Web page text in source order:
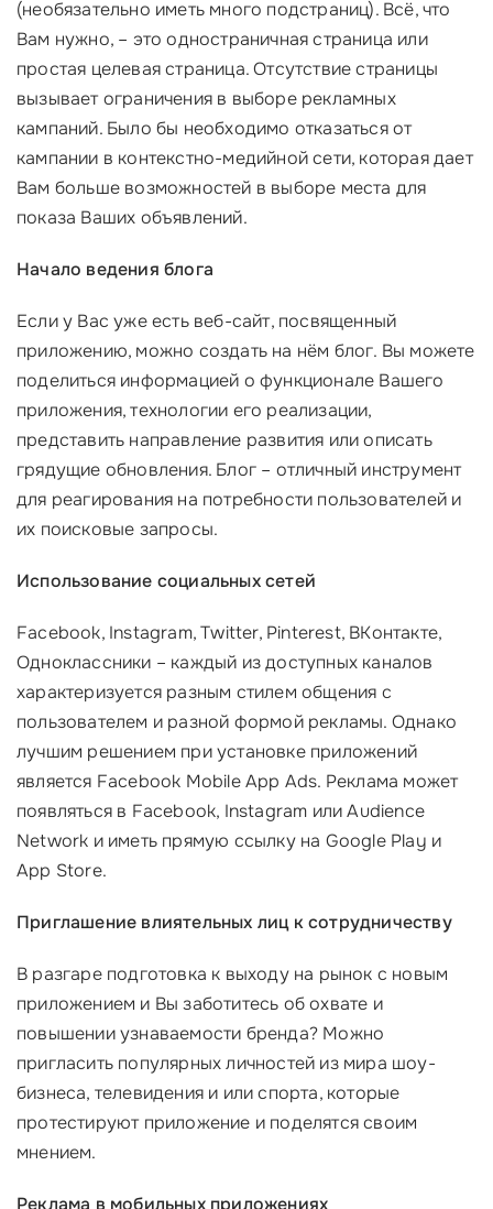
(необязательно иметь много подстраниц). Всё, что
Вам нужно, – это одностраничная страница или
простая целевая страница. Отсутствие страницы
вызывает ограничения в выборе рекламных
кампаний. Было бы необходимо отказаться от
кампании в контекстно-медийной сети, которая дает
Вам больше возможностей в выборе места для
показа Ваших объявлений.
Начало ведения блога
Если у Вас уже есть веб-сайт, посвященный
приложению, можно создать на нём блог. Вы можете
поделиться информацией о функционале Вашего
приложения, технологии его реализации,
представить направление развития или описать
грядущие обновления. Блог – отличный инструмент
для реагирования на потребности пользователей и
их поисковые запросы.
Использование социальных сетей
Facebook, Instagram, Twitter, Pinterest, ВКонтакте,
Одноклассники – каждый из доступных каналов
характеризуется разным стилем общения с
пользователем и разной формой рекламы. Однако
лучшим решением при установке приложений
является Facebook Mobile App Ads. Реклама может
появляться в Facebook, Instagram или Audience
Network и иметь прямую ссылку на Google Play и
App Store.
Приглашение влиятельных лиц к сотрудничеству
В разгаре подготовка к выходу на рынок с новым
приложением и Вы заботитесь об охвате и
повышении узнаваемости бренда? Можно
пригласить популярных личностей из мира шоу-
бизнеса, телевидения и или спорта, которые
протестируют приложение и поделятся своим
мнением.
Реклама в мобильных приложениях